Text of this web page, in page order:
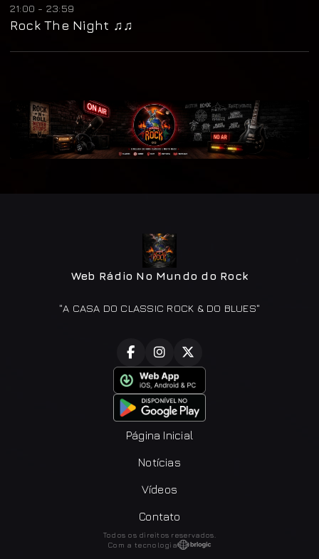
21:00 - 23:59
Rock The Night ♫♫
Web Rádio No Mundo do Rock
"A CASA DO CLASSIC ROCK & DO BLUES"
Página Inicial
Notícias
Vídeos
Contato
Todos os direitos reservados.
Com a tecnologia